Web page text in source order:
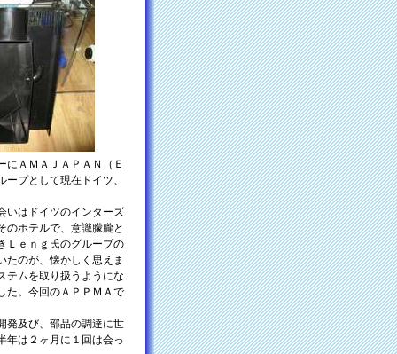
にＡＭＡＪＡＰＡＮ（Ｅ
プとして現在ドイツ、
いはドイツのインターズ
のホテルで、意識朦朧と
Ｌｅｎｇ氏のグループの
たのが、懐かしく思えま
テムを取り扱うようにな
た。今回のＡＰＰＭＡで
発及び、部品の調達に世
年は２ヶ月に１回は会っ